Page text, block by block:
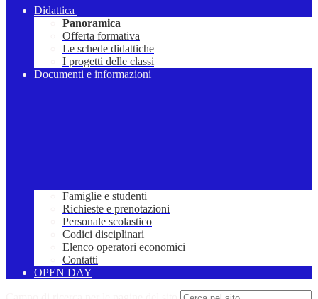
Didattica
Panoramica
Offerta formativa
Le schede didattiche
I progetti delle classi
Documenti e informazioni
Famiglie e studenti
Richieste e prenotazioni
Personale scolastico
Codici disciplinari
Elenco operatori economici
Contatti
OPEN DAY